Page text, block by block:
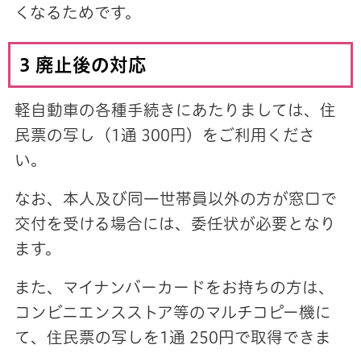
くなるためです。
3 廃止後の対応
軽自動車の各種手続きにあたりましては、住
民票の写し（1通 300円）をご利用くださ
い。
なお、本人及び同一世帯員以外の方が窓口で
交付を受ける場合には、委任状が必要となり
ます。
また、マイナンバーカードをお持ちの方は、
コンビニエンスストア等のマルチコピー機に
て、住民票の写しを1通 250円で取得できま